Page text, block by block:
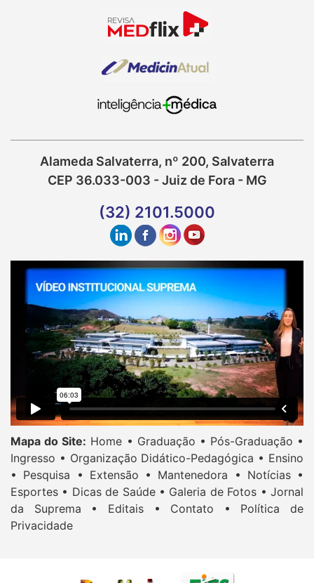
Alameda Salvaterra, nº 200, Salvaterra
CEP 36.033-003 - Juiz de Fora - MG
(32) 2101.5000
Mapa do Site: Home • Graduação • Pós-Graduação •
Ingresso • Organização Didático-Pedagógica • Ensino
• Pesquisa • Extensão • Mantenedora • Notícias •
Esportes • Dicas de Saúde • Galeria de Fotos • Jornal
da Suprema •
Editais • Contato •
Política de
Privacidade